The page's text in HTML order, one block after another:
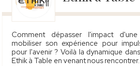
Comment dépasser l'impact
mobiliser son expérience pour
pour l'avenir ? Voilà la dynamique
Ethik à Table en venant nous rencontrer.